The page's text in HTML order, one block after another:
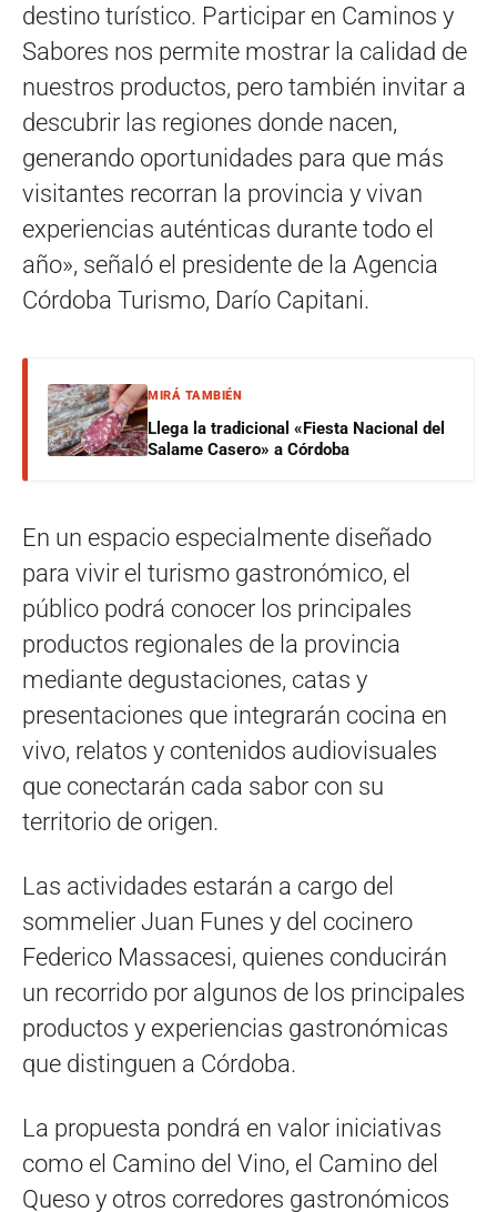
destino turístico. Participar en Caminos y
Sabores nos permite mostrar la calidad de
nuestros productos, pero también invitar a
descubrir las regiones donde nacen,
generando oportunidades para que más
visitantes recorran la provincia y vivan
experiencias auténticas durante todo el
año», señaló el presidente de la Agencia
Córdoba Turismo, Darío Capitani.
MIRÁ TAMBIÉN
Llega la tradicional «Fiesta Nacional del
Salame Casero» a Córdoba
En un espacio especialmente diseñado
para vivir el turismo gastronómico, el
público podrá conocer los principales
productos regionales de la provincia
mediante degustaciones, catas y
presentaciones que integrarán cocina en
vivo, relatos y contenidos audiovisuales
que conectarán cada sabor con su
territorio de origen.
Las actividades estarán a cargo del
sommelier Juan Funes y del cocinero
Federico Massacesi, quienes conducirán
un recorrido por algunos de los principales
productos y experiencias gastronómicas
que distinguen a Córdoba.
La propuesta pondrá en valor iniciativas
como el Camino del Vino, el Camino del
Queso y otros corredores gastronómicos